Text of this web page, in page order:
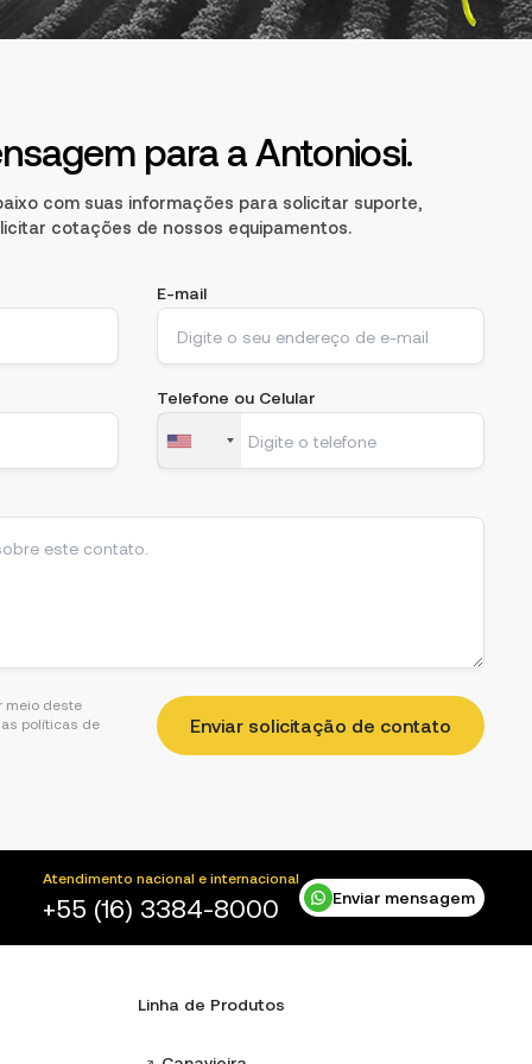
para a Antoniosi.
com suas informações para solicitar suporte,
cotações de nossos equipamentos.
E-mail
Telefone ou Celular
meio deste
políticas de
Atendimento nacional e internacional
+55 (16) 3384-8000 Enviar mensagem
Linha de Produtos